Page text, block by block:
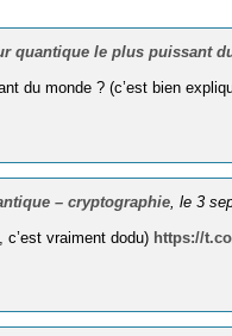
quantique le plus puissant
du monde ? (c’est bien
– cryptographie , le 3
c’est vraiment dodu) https://